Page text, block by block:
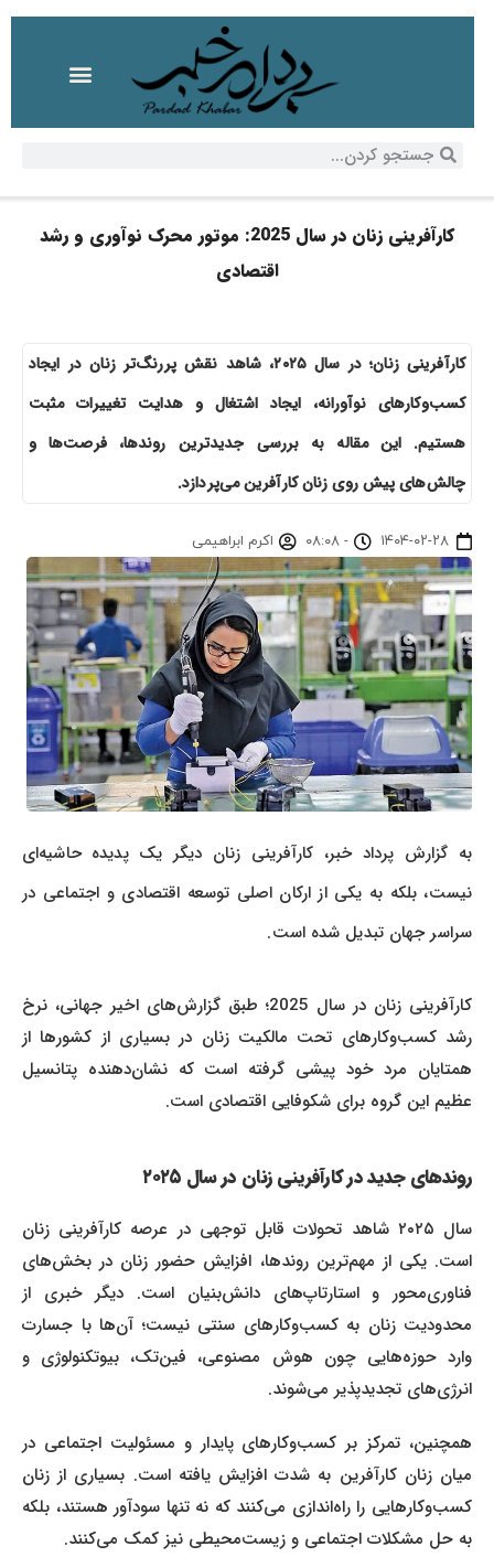
کارآفرینی زنان در سال 2025: موتور محرک نوآوری و رشد
اقتصادی
کارآفرینی زنان؛ در سال ۲۰۲۵، شاهد نقش پررنگ‌تر زنان در ایجاد
کسب‌وکارهای نوآورانه، ایجاد اشتغال و هدایت تغییرات مثبت
هستیم. این مقاله به بررسی جدیدترین روندها، فرصت‌ها و
چالش‌های پیش روی زنان کارآفرین می‌پردازد.
۱۴۰۴-۰۲-۲۸ - ۰۸:۰۸ اکرم ابراهیمی
به گزارش پرداد خبر، کارآفرینی زنان دیگر یک پدیده حاشیه‌ای
نیست، بلکه به یکی از ارکان اصلی توسعه اقتصادی و اجتماعی در
سراسر جهان تبدیل شده است.
کارآفرینی زنان در سال 2025؛ طبق گزارش‌های اخیر جهانی، نرخ
رشد کسب‌وکارهای تحت مالکیت زنان در بسیاری از کشورها از
همتایان مرد خود پیشی گرفته است که نشان‌دهنده پتانسیل
عظیم این گروه برای شکوفایی اقتصادی است.
روندهای جدید در کارآفرینی زنان در سال ۲۰۲۵
سال ۲۰۲۵ شاهد تحولات قابل توجهی در عرصه کارآفرینی زنان
است. یکی از مهم‌ترین روندها، افزایش حضور زنان در بخش‌های
فناوری‌محور و استارتاپ‌های دانش‌بنیان است. دیگر خبری از
محدودیت زنان به کسب‌وکارهای سنتی نیست؛ آن‌ها با جسارت
وارد حوزه‌هایی چون هوش مصنوعی، فین‌تک، بیوتکنولوژی و
انرژی‌های تجدیدپذیر می‌شوند.
همچنین، تمرکز بر کسب‌وکارهای پایدار و مسئولیت اجتماعی در
میان زنان کارآفرین به شدت افزایش یافته است. بسیاری از زنان
کسب‌وکارهایی را راه‌اندازی می‌کنند که نه تنها سودآور هستند، بلکه
به حل مشکلات اجتماعی و زیست‌محیطی نیز کمک می‌کنند.